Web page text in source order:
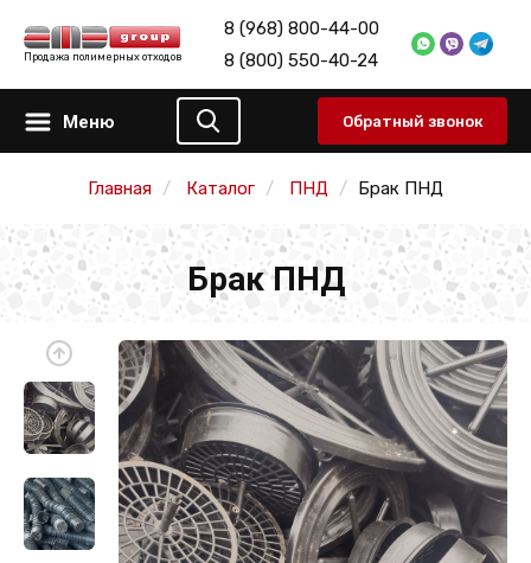
Продажа полимерных отходов
8 (968) 800-44-00
8 (800) 550-40-24
Меню Обратный звонок
Главная Каталог ПНД Брак ПНД
Брак ПНД